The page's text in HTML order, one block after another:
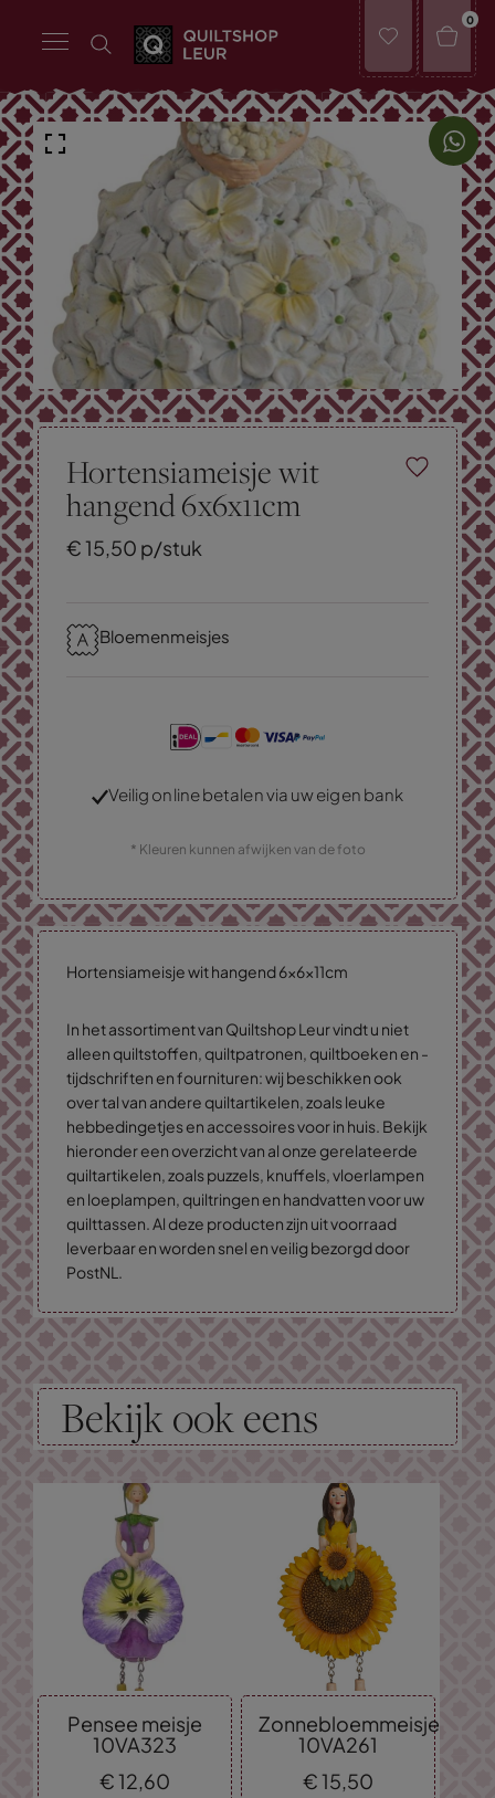
0
Hortensiameisje wit
hangend 6x6x11cm
€15,50 p/stuk
Bloemenmeisjes
Veilig online betalen via uw eigen bank
* Kleuren kunnen afwijken van de foto
Hortensiameisje wit hangend 6x6x11cm
In het assortiment van Quiltshop Leur vindt u niet
alleen quiltstoffen, quiltpatronen, quiltboeken en -
tijdschriften en fournituren: wij beschikken ook
over tal van andere quiltartikelen, zoals leuke
hebbedingetjes en accessoires voor in huis. Bekijk
hieronder een overzicht van al onze gerelateerde
quiltartikelen, zoals puzzels, knuffels, vloerlampen
en loeplampen, quiltringen en handvatten voor uw
quilttassen. Al deze producten zijn uit voorraad
leverbaar en worden snel en veilig bezorgd door
PostNL.
Bekijk ook eens
Pensee meisje
10VA323
€12,60
Zonnebloemmeisje
10VA261
€15,50